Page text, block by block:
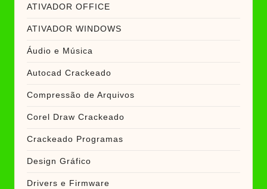
ATIVADOR OFFICE
ATIVADOR WINDOWS
Áudio e Música
Autocad Crackeado
Compressão de Arquivos
Corel Draw Crackeado
Crackeado Programas
Design Gráfico
Drivers e Firmware